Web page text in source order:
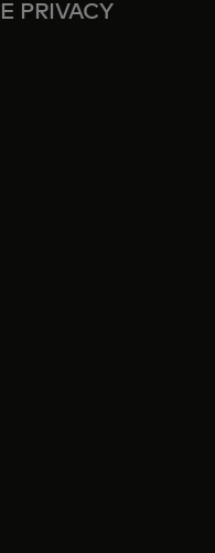
PRIVACY
scheda
in una nuova scheda
nuova scheda
in una nuova scheda
una nuova scheda